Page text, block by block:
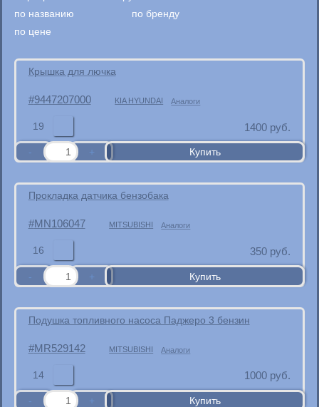
по названию
по бренду
по цене
Крышка для лючка
9447207000 KIA HYUNDAI Аналоги
19 1400 руб.
Прокладка датчика бензобака
MN106047 MITSUBISHI Аналоги
16 350 руб.
Подушка топливного насоса Паджеро 3 бензин
MR529142 MITSUBISHI Аналоги
14 1000 руб.